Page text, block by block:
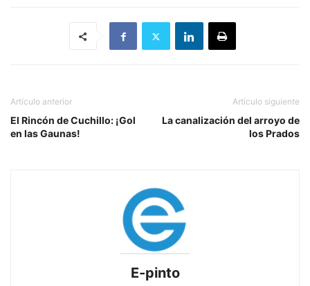
Artículo anterior
El Rincón de Cuchillo: ¡Gol
en las Gaunas!
Artículo siguiente
La canalización del arroyo de
los Prados
E-pinto